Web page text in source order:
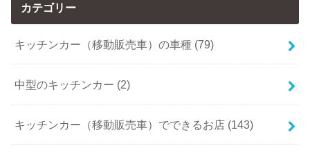
カテゴリー
キッチンカー（移動販売車）の車種 (79)
中型のキッチンカー (2)
キッチンカー（移動販売車）でできるお店 (143)